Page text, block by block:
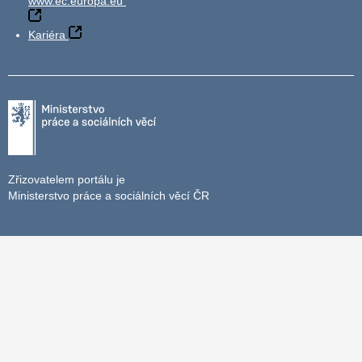
Kariéra
Zřizovatelem portálu je
Ministerstvo práce a sociálních věcí ČR